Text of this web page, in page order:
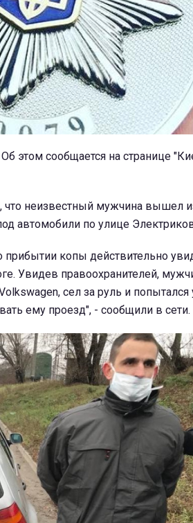
этом сообщается на странице
что неизвестный мужчина вышел
автомобили по улице
копы действительно
Увидев правоохранителей,
сел за руль и попытался
ему проезд", - сообщили в сети.